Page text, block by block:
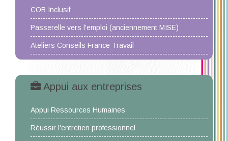
COB Inclusif
Passerelle vers l'emploi (anciennement MISE)
Ateliers Conseils France Travail
Appui aux entreprises
Appui Ressources Humaines
Réussir l'entretien professionnel